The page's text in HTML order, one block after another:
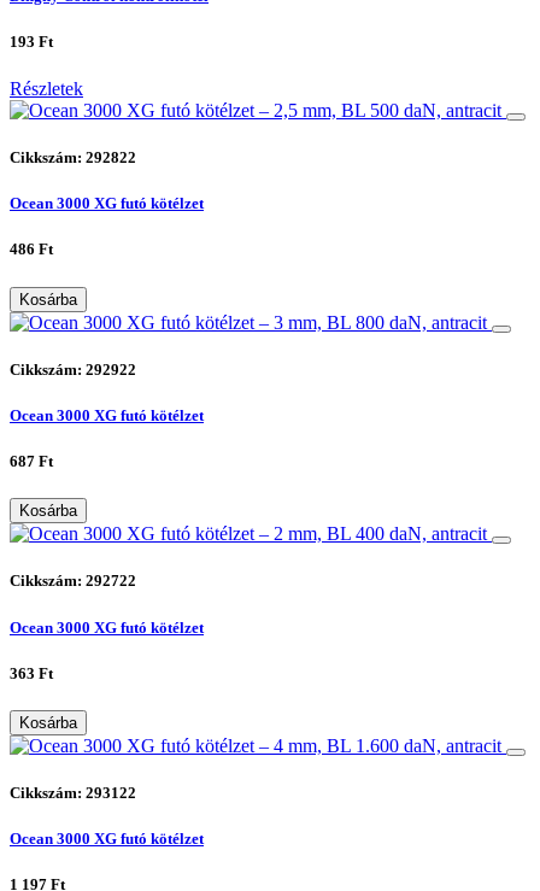
193 Ft
Részletek
Cikkszám: 292822
Ocean 3000 XG futó kötélzet
486 Ft
Kosárba
Cikkszám: 292922
Ocean 3000 XG futó kötélzet
687 Ft
Kosárba
Cikkszám: 292722
Ocean 3000 XG futó kötélzet
363 Ft
Kosárba
Cikkszám: 293122
Ocean 3000 XG futó kötélzet
1 197 Ft